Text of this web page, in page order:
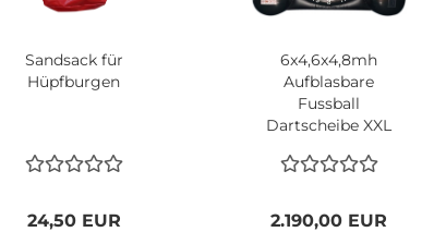
Sandsack für
Hüpfburgen
24,50 EUR
6x4,6x4,8mh
Aufblasbare
Fussball
Dartscheibe XXL
Dartspiel
2.190,00 EUR